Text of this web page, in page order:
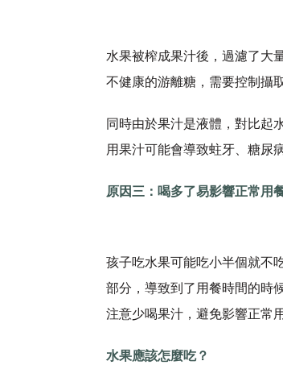
水果被榨成果汁後，過濾了大
不健康的游離糖，需要控制攝
同時由於果汁是液體，對比起
用果汁可能會導致蛀牙、糖尿
原因三：喝多了易影響正常用
孩子吃水果可能吃小半個就不
部分，導致到了用餐時間的時
注意少喝果汁，避免影響正常
水果應該怎麼吃？